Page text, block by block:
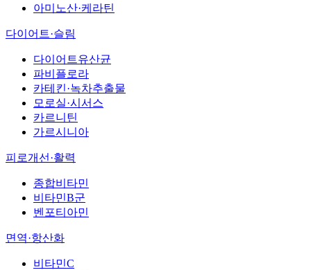
아미노산·케라틴
다이어트·슬림
다이어트유산균
파비플로라
카테킨·녹차추출물
모로실·시서스
카르니틴
가르시니아
피로개선·활력
종합비타민
비타민B군
벤포티아민
면역·항산화
비타민C